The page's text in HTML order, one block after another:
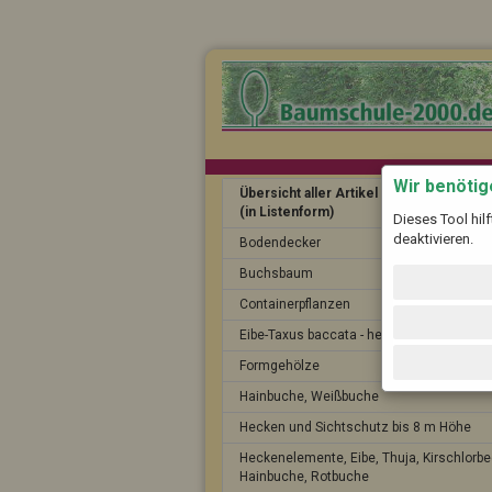
Übersicht aller Artikel
(in Listenform)
Bodendecker
Buchsbaum
Containerpflanzen
Eibe-Taxus baccata - heimische Eibe
Formgehölze
Hainbuche, Weißbuche
Hecken und Sichtschutz bis 8 m Höhe
Heckenelemente, Eibe, Thuja,
Hainbuche, Rotbuche
Wir
Dieses Tool
deaktivieren.